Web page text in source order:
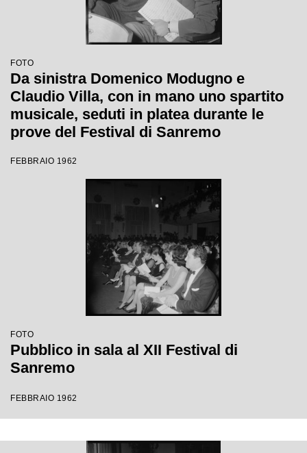
FOTO
Da sinistra Domenico Modugno e
Claudio Villa, con in mano uno spartito
musicale, seduti in platea durante le
prove del Festival di Sanremo
FEBBRAIO 1962
FOTO
Pubblico in sala al XII Festival di
Sanremo
FEBBRAIO 1962